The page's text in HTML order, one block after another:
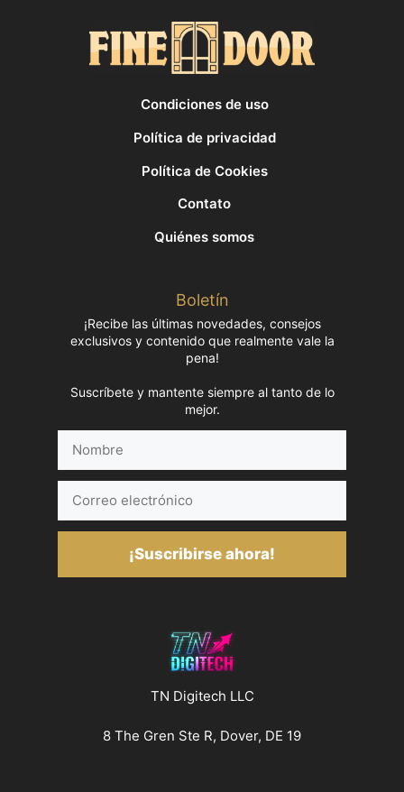
Condiciones de uso
Política de privacidad
Política de Cookies
Contato
Quiénes somos
Boletín
¡Recibe las últimas novedades, consejos
exclusivos y contenido que realmente vale la
pena!
Suscríbete y mantente siempre al tanto de lo
mejor.
electrónico
¡Suscribirse ahora!
TN Digitech LLC
8 The Gren Ste R, Dover, DE 19